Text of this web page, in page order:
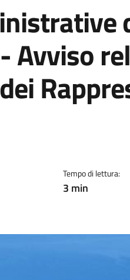
Avviso
Tempo di lettura:
3 min